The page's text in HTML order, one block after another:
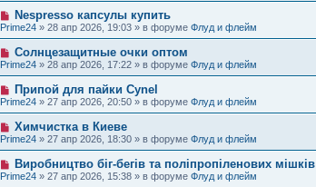
ее
н
и
е
о
б
щ
е
н
и
е
о
е
с
о
о
б
щ
е
н
и
е
Н
о
в
е
с
о
б
щ
е
н
и
е
Nespresso капсулы купить
Prime24 » 28 апр 2026, 19:03 » в форуме Флуд и флейм
Н
о
в
о
е
с
о
о
б
щ
е
н
и
Солнцезащитные очки оптом
Prime24 » 28 апр 2026, 17:22 » в форуме Флуд и флейм
Н
о
в
о
е
с
о
б
Припой для пайки Cynel
Prime24 » 27 апр 2026, 20:50 » в форуме Флуд и флейм
Н
о
в
о
е
с
Химчистка в Киеве
Prime24 » 27 апр 2026, 18:30 » в форуме Флуд и флейм
Н
о
в
Виробництво біг-бегів та поліпропіленових мішків
Prime24 » 27 апр 2026, 15:38 » в форуме Флуд и флейм